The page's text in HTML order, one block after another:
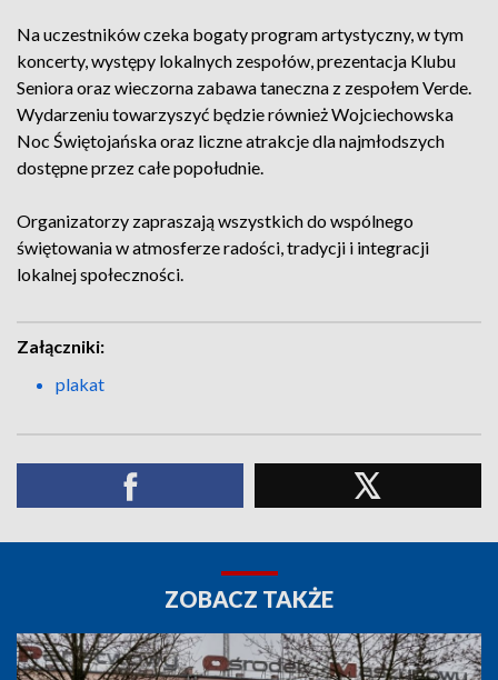
Na uczestników czeka bogaty program artystyczny, w tym
koncerty, występy lokalnych zespołów, prezentacja Klubu
Seniora oraz wieczorna zabawa taneczna z zespołem Verde.
Wydarzeniu towarzyszyć będzie również Wojciechowska
Noc Świętojańska oraz liczne atrakcje dla najmłodszych
dostępne przez całe popołudnie.
Organizatorzy zapraszają wszystkich do wspólnego
świętowania w atmosferze radości, tradycji i integracji
lokalnej społeczności.
Załączniki:
plakat
ZOBACZ TAKŻE